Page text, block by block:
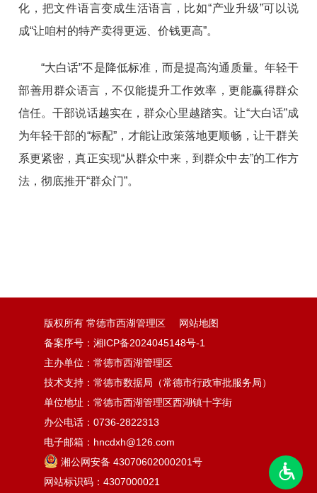
化，把文件语言变成生活语言，比如“产业升级”可以说
成“让咱村的特产卖得更远、价钱更高”。
“大白话”不是降低标准，而是提高沟通质量。年轻干
部善用群众语言，不仅能提升工作效率，更能赢得群众
信任。干部说话越实在，群众心里越踏实。让“大白话”成
为年轻干部的“标配”，才能让政策落地更顺畅，让干群关
系更紧密，真正实现“从群众中来，到群众中去”的工作方
法，彻底推开“群众门”。
版权所有 常德市西湖管理区
网站地图
备案序号：湘ICP备2024045148号-1
主办单位：常德市西湖管理区
技术支持：常德市数据局（常德市行政审批服务局）
单位地址：常德市西湖管理区西湖镇十字街
办公电话：0736-2822313
电子邮箱：hncdxh@126.com
湘公网安备 43070602000201号
网站标识码：4307000021